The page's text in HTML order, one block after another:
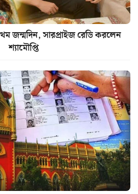
জন্মদিন, সারপ্রাইজ রেডি করলেন
শ্যামৌপ্তি